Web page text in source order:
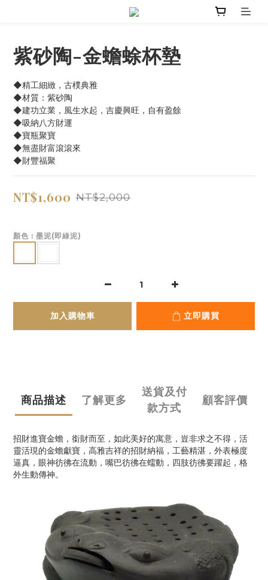
紫砂陶-金蟾蜍杯墊
◆精工細緻，古樸典雅
◆材質：紫砂陶
◆建功立業，風生水起，吉慶興旺，自有盈餘
◆吸納八方財運
◆寶瓶聚寶
◆無盡財富滾滾來
◆財豐福聚
NT$1,600 NT$2,000
顏色 : 墨泥(即綠泥)
加入購物車 立即購買
商品描述 了解更多
送貨及付
款方式
顧客評價
招財進寶金蟾，銜財而至，如此美好的寓意，豈非求之不得，活
靈活現的金蟾獻寶，高雅吉祥的招財納福，工藝精湛，外表極度
逼真，眼神彷彿在流動，嘴巴彷彿在蠕動，四肢彷彿要躍起，格
外生動傳神。